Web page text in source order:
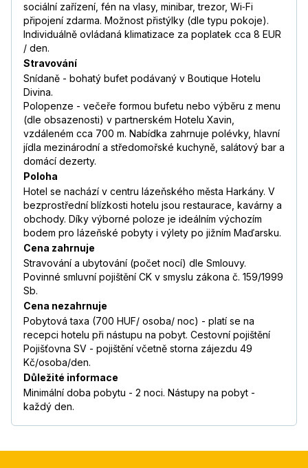
sociální zařízení, fén na vlasy, minibar, trezor, Wi‑Fi
připojení zdarma. Možnost přistýlky (dle typu pokoje).
Individuálně ovládaná klimatizace za poplatek cca 8 EUR
/ den.
Stravování
Snídaně - bohatý bufet podávaný v Boutique Hotelu
Divina.
Polopenze - večeře formou bufetu nebo výběru z menu
(dle obsazenosti) v partnerském Hotelu Xavin,
vzdáleném cca 700 m. Nabídka zahrnuje polévky, hlavní
jídla mezinárodní a středomořské kuchyně, salátový bar a
domácí dezerty.
Poloha
Hotel se nachází v centru lázeňského města Harkány. V
bezprostřední blízkosti hotelu jsou restaurace, kavárny a
obchody. Díky výborné poloze je ideálním výchozím
bodem pro lázeňské pobyty i výlety po jižním Maďarsku.
Cena zahrnuje
Stravování a ubytování (počet nocí) dle Smlouvy.
Povinné smluvní pojištění CK v smyslu zákona č. 159/1999
Sb.
Cena nezahrnuje
Pobytová taxa (700 HUF/ osoba/ noc) - platí se na
recepci hotelu při nástupu na pobyt. Cestovní pojištění
Pojišťovna SV - pojištění včetně storna zájezdu 49
Kč/osoba/den.
Důležité informace
Minimální doba pobytu - 2 noci. Nástupy na pobyt -
každý den.